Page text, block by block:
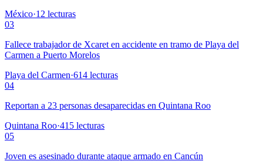
México·12 lecturas
03
Fallece trabajador de Xcaret en accidente en tramo de Playa del
Carmen a Puerto Morelos
Playa del Carmen·614 lecturas
04
Reportan a 23 personas desaparecidas en Quintana Roo
Quintana Roo·415 lecturas
05
Joven es asesinado durante ataque armado en Cancún